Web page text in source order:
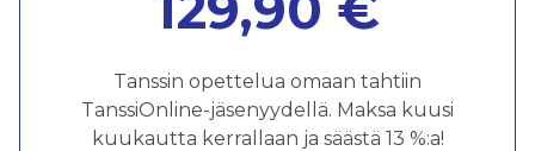
Tanssin opettelua omaan tahtiin
TanssiOnline-jäsenyydellä. Maksa kuusi
kuukautta kerrallaan ja säästä 13 %:a!